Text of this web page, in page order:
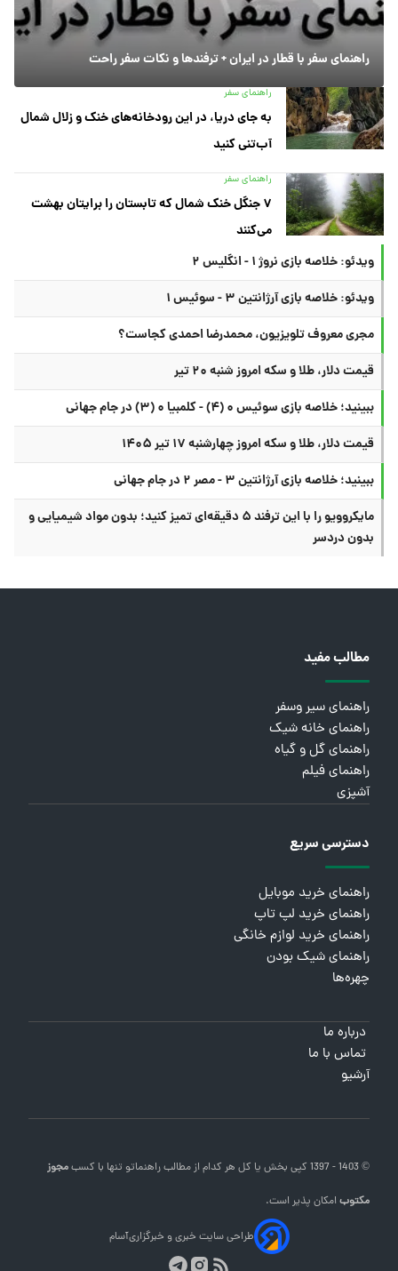
راهنمای سفر با قطار در ایران + ترفندها و نکات سفر راحت
راهنمای سفر
به جای دریا، در این رودخانه‌های خنک و زلال شمال
آب‌تنی کنید
راهنمای سفر
۷ جنگل خنک شمال که تابستان را برایتان بهشت
می‌کنند
ویدئو: خلاصه بازی نروژ ۱ - انگلیس ۲
ویدئو: خلاصه بازی آرژانتین ۳ - سوئیس ۱
مجری معروف تلویزیون، محمدرضا احمدی کجاست؟
قیمت دلار، طلا و سکه امروز شنبه ۲۰ تیر
ببینید؛ خلاصه بازی سوئیس ۰ (۴) - کلمبیا ۰ (۳) در جام جهانی
قیمت دلار، طلا و سکه امروز چهارشنبه ۱۷ تیر ۱۴۰۵
ببینید؛ خلاصه بازی آرژانتین ۳ - مصر ۲ در جام جهانی
مایکروویو را با این ترفند ۵ دقیقه‌ای تمیز کنید؛ بدون مواد شیمیایی و
بدون دردسر
مطالب مفید
راهنمای سیر وسفر
راهنمای خانه شیک
راهنمای گل و گیاه
راهنمای فیلم
آشپزی
دسترسی سریع
راهنمای خرید موبایل
راهنمای خرید لپ تاپ
راهنمای خرید لوازم خانگی
راهنمای شیک بودن
چهره‌ها
درباره ما
تماس با ما
آرشیو
© 1403 - 1397 کپی بخش یا کل هر کدام از مطالب راهنماتو تنها با کسبمجوز
مکتوبامکان پذیر است.
طراحی سایت خبری و خبرگزاریآسام